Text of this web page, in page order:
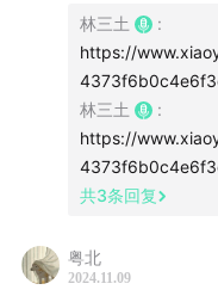
林垚
许子东
林垚
许子东
107:16周轶君
林三土
:
https://
林三土
:
https://
共3条回复
粤北
2024.11.09